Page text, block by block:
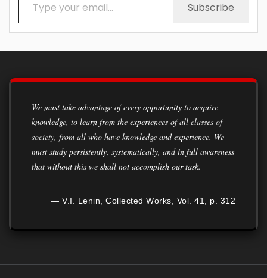
Subscribe
We must take advantage of every opportunity to acquire
knowledge, to learn from the experiences of all classes of
society, from all who have knowledge and experience. We
must study persistently, systematically, and in full awareness
that without this we shall not accomplish our task.
— V.I. Lenin, Collected Works, Vol. 41, p. 312